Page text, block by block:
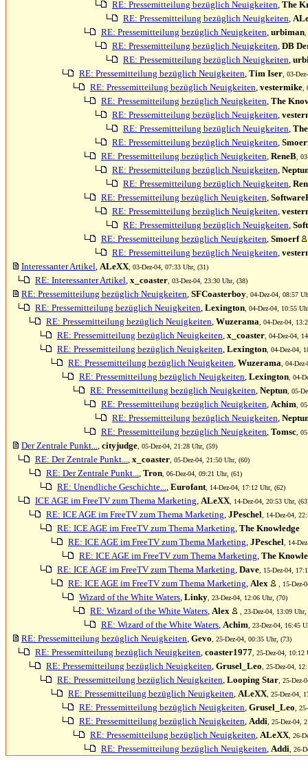
RE: Pressemitteilung bezüglich Neuigkeiten, The
RE: Pressemitteilung bezüglich Neuigkeiten,
RE: Pressemitteilung bezüglich Neuigkeiten, urbiman
RE: Pressemitteilung bezüglich Neuigkeiten, DB
RE: Pressemitteilung bezüglich Neuigkeiten,
RE: Pressemitteilung bezüglich Neuigkeiten, Tim Iser , 03-
RE: Pressemitteilung bezüglich Neuigkeiten, vestermike
RE: Pressemitteilung bezüglich Neuigkeiten, The
RE: Pressemitteilung bezüglich Neuigkeiten,
RE: Pressemitteilung bezüglich Neuigkeiten,
RE: Pressemitteilung bezüglich Neuigkeiten,
RE: Pressemitteilung bezüglich Neuigkeiten, ReneB ,
RE: Pressemitteilung bezüglich Neuigkeiten,
RE: Pressemitteilung bezüglich Neuigkeiten,
RE: Pressemitteilung bezüglich Neuigkeiten,
RE: Pressemitteilung bezüglich Neuigkeiten,
RE: Pressemitteilung bezüglich Neuigkeiten,
RE: Pressemitteilung bezüglich Neuigkeiten, Smoerf
RE: Pressemitteilung bezüglich Neuigkeiten,
Interessanter Artikel, ALeXX , 03-Dez-04, 07:33 Uhr, (31)
RE: Interessanter Artikel, x_coaster , 03-Dez-04, 23:30 Uhr, (38)
RE: Pressemitteilung bezüglich Neuigkeiten, SFCoasterboy , 04-Dez-04, 08:57
RE: Pressemitteilung bezüglich Neuigkeiten, Lexington , 04-Dez-04, 10:55
RE: Pressemitteilung bezüglich Neuigkeiten, Wuzerama , 04-Dez-04,
RE: Pressemitteilung bezüglich Neuigkeiten, x_coaster , 04-Dez-04,
RE: Pressemitteilung bezüglich Neuigkeiten, Lexington , 04-Dez-04,
RE: Pressemitteilung bezüglich Neuigkeiten, Wuzerama , 04-
RE: Pressemitteilung bezüglich Neuigkeiten, Lexington , 04-
RE: Pressemitteilung bezüglich Neuigkeiten, Neptun , 05-
RE: Pressemitteilung bezüglich Neuigkeiten, Achim ,
RE: Pressemitteilung bezüglich Neuigkeiten,
RE: Pressemitteilung bezüglich Neuigkeiten, Tomsc ,
Der Zentrale Punkt..., cityjudge , 05-Dez-04, 21:28 Uhr, (59)
RE: Der Zentrale Punkt..., x_coaster , 05-Dez-04, 21:50 Uhr, (60)
RE: Der Zentrale Punkt..., Tron , 06-Dez-04, 09:21 Uhr, (61)
RE: Unendliche Geschichte..., Eurofant , 14-Dez-04, 17:12 Uhr, (62)
ICE AGE im FreeTV zum Thema Marketing, ALeXX , 14-Dez-04, 20:53 Uhr,
RE: ICE AGE im FreeTV zum Thema Marketing, JPeschel , 14-Dez-04,
RE: ICE AGE im FreeTV zum Thema Marketing, The Knowledge
RE: ICE AGE im FreeTV zum Thema Marketing, JPeschel , 14-
RE: ICE AGE im FreeTV zum Thema Marketing, The
RE: ICE AGE im FreeTV zum Thema Marketing, Dave , 15-Dez-04,
RE: ICE AGE im FreeTV zum Thema Marketing, Alex , 15-
Wizard of the White Waters, Linky , 23-Dez-04, 12:06 Uhr, (70)
RE: Wizard of the White Waters, Alex , 23-Dez-04, 13:09
RE: Wizard of the White Waters, Achim , 23-Dez-04, 16:45
RE: Pressemitteilung bezüglich Neuigkeiten, Gevo , 25-Dez-04, 00:35 Uhr, (73)
RE: Pressemitteilung bezüglich Neuigkeiten, coaster1977 , 25-Dez-04, 10:12
RE: Pressemitteilung bezüglich Neuigkeiten, Grusel_Leo , 25-Dez-04,
RE: Pressemitteilung bezüglich Neuigkeiten, Looping Star , 25-
RE: Pressemitteilung bezüglich Neuigkeiten, ALeXX , 25-Dez-04,
RE: Pressemitteilung bezüglich Neuigkeiten, Grusel_Leo ,
RE: Pressemitteilung bezüglich Neuigkeiten, Addi , 25-Dez-04,
RE: Pressemitteilung bezüglich Neuigkeiten, ALeXX , 26-
RE: Pressemitteilung bezüglich Neuigkeiten, Addi , 26-